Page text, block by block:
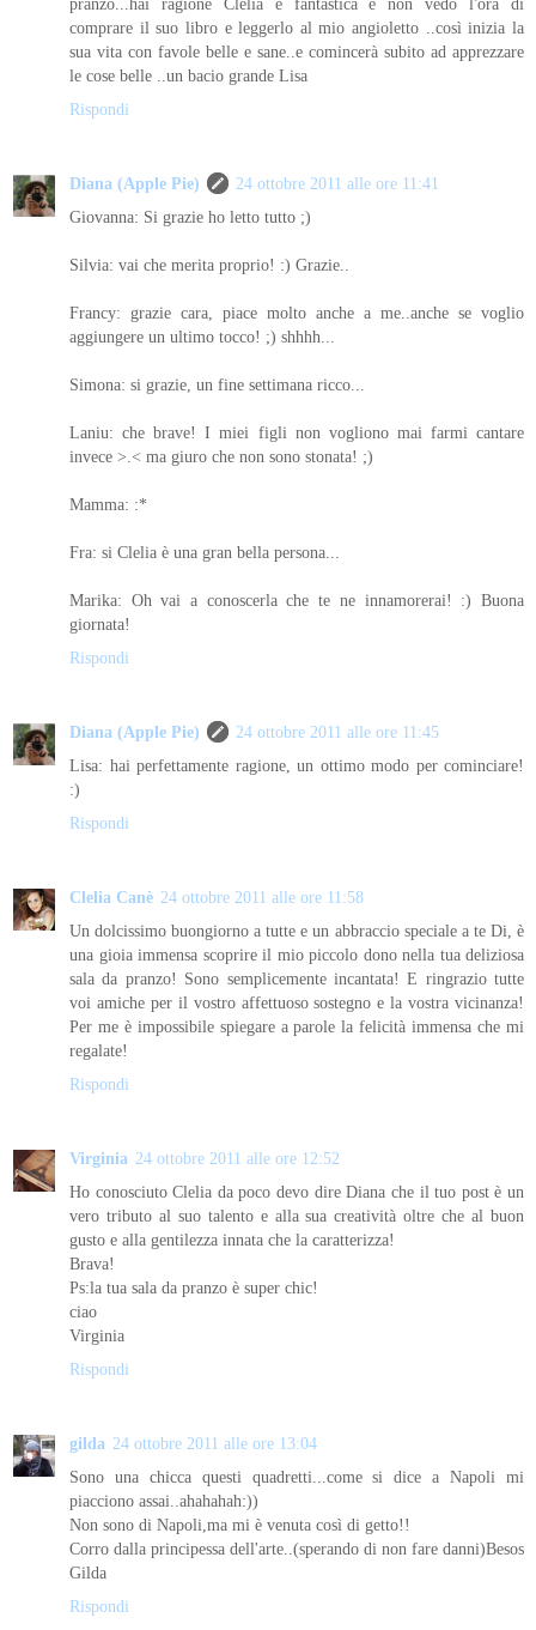
comprare il suo libro e leggerlo al mio angioletto ..così inizia la
sua vita con favole belle e sane..e comincerà subito ad apprezzare
le cose belle ..un bacio grande Lisa
Rispondi
Diana (Apple Pie)
24 ottobre 2011 alle ore 11:41
Giovanna: Si grazie ho letto tutto ;)
Silvia: vai che merita proprio! :) Grazie..
Francy: grazie cara, piace molto anche a me..anche se voglio
aggiungere un ultimo tocco! ;) shhhh...
Simona: si grazie, un fine settimana ricco...
Laniu: che brave! I miei figli non vogliono mai farmi cantare
invece >.< ma giuro che non sono stonata! ;)
Mamma: :*
Fra: si Clelia è una gran bella persona...
Marika: Oh vai a conoscerla che te ne innamorerai! :) Buona
giornata!
Rispondi
Diana (Apple Pie)
24 ottobre 2011 alle ore 11:45
Lisa: hai perfettamente ragione, un ottimo modo per cominciare!
:)
Rispondi
Clelia Canè 24 ottobre 2011 alle ore 11:58
Un dolcissimo buongiorno a tutte e un abbraccio speciale a te Di, è
una gioia immensa scoprire il mio piccolo dono nella tua deliziosa
sala da pranzo! Sono semplicemente incantata! E ringrazio tutte
voi amiche per il vostro affettuoso sostegno e la vostra vicinanza!
Per me è impossibile spiegare a parole la felicità immensa che mi
regalate!
Rispondi
Virginia 24 ottobre 2011 alle ore 12:52
Ho conosciuto Clelia da poco devo dire Diana che il tuo post è un
vero tributo al suo talento e alla sua creatività oltre che al buon
gusto e alla gentilezza innata che la caratterizza!
Brava!
Ps:la tua sala da pranzo è super chic!
ciao
Virginia
Rispondi
gilda 24 ottobre 2011 alle ore 13:04
Sono una chicca questi quadretti...come si dice a Napoli mi
piacciono assai..ahahahah:))
Non sono di Napoli,ma mi è venuta così di getto!!
Corro dalla principessa dell'arte..(sperando di non fare danni)Besos
Gilda
Rispondi